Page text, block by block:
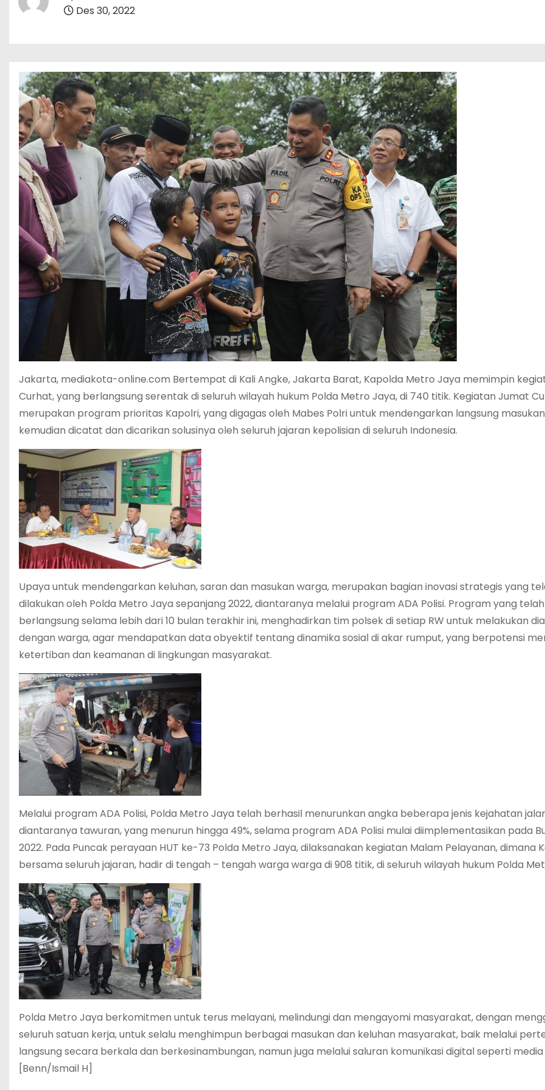
Des 30, 2022
Jakarta, mediakota-online.com Bertempat di Kali Angke, Jakarta Barat, Kapolda Metro Jaya memimpin
Curhat, yang berlangsung serentak di seluruh wilayah hukum Polda Metro Jaya, di 740 titik. Kegiatan Jumat
merupakan program prioritas Kapolri, yang digagas oleh Mabes Polri untuk mendengarkan langsung
kemudian dicatat dan dicarikan solusinya oleh seluruh jajaran kepolisian di seluruh Indonesia.
Upaya untuk mendengarkan keluhan, saran dan masukan warga, merupakan bagian inovasi strategis yang
dilakukan oleh Polda Metro Jaya sepanjang 2022, diantaranya melalui program ADA Polisi. Program yang telah
berlangsung selama lebih dari 10 bulan terakhir ini, menghadirkan tim polsek di setiap RW untuk melakukan
dengan warga, agar mendapatkan data obyektif tentang dinamika sosial di akar rumput, yang berpotensi
ketertiban dan keamanan di lingkungan masyarakat.
Melalui program ADA Polisi, Polda Metro Jaya telah berhasil menurunkan angka beberapa jenis kejahatan
diantaranya tawuran, yang menurun hingga 49%, selama program ADA Polisi mulai diimplementasikan pada
2022. Pada Puncak perayaan HUT ke-73 Polda Metro Jaya, dilaksanakan kegiatan Malam Pelayanan, dimana
bersama seluruh jajaran, hadir di tengah – tengah warga warga di 908 titik, di seluruh wilayah hukum Polda
Polda Metro Jaya berkomitmen untuk terus melayani, melindungi dan mengayomi masyarakat, dengan
seluruh satuan kerja, untuk selalu menghimpun berbagai masukan dan keluhan masyarakat, baik melalui
langsung secara berkala dan berkesinambungan, namun juga melalui saluran komunikasi digital seperti media
[Benn/Ismail H]